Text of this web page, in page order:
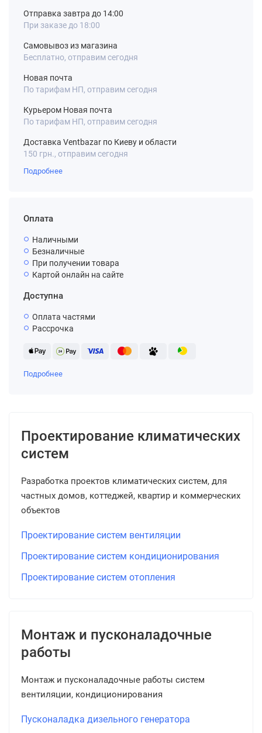
Отправка завтра до 14:00
При заказе до 18:00
Самовывоз из магазина
Бесплатно, отправим сегодня
Новая почта
По тарифам НП, отправим сегодня
Курьером Новая почта
По тарифам НП, отправим сегодня
Доставка Ventbazar по Киеву и области
150 грн., отправим сегодня
Подробнее
Оплата
Наличными
Безналичные
При получении товара
Картой онлайн на сайте
Доступна
Оплата частями
Рассрочка
Подробнее
Проектирование климатических
систем
Разработка проектов климатических систем, для
частных домов, коттеджей, квартир и коммерческих
объектов
Проектирование систем вентиляции
Проектирование систем кондиционирования
Проектирование систем отопления
Монтаж и пусконаладочные
работы
Монтаж и пусконаладочные работы систем
вентиляции, кондиционирования
Пусконаладка дизельного генератора